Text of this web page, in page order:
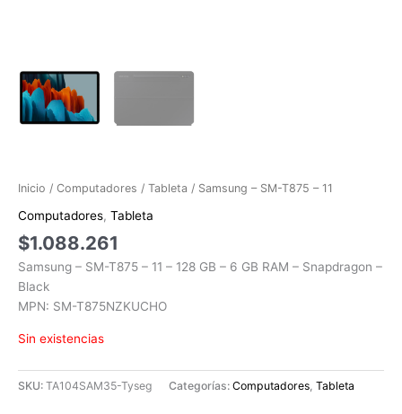
Inicio / Computadores / Tableta / Samsung – SM-T875 – 11
Computadores, Tableta
$1.088.261
Samsung – SM-T875 – 11 – 128 GB – 6 GB RAM – Snapdragon –
Black
MPN: SM-T875NZKUCHO
Sin existencias
SKU: TA104SAM35-Tyseg Categorías: Computadores, Tableta